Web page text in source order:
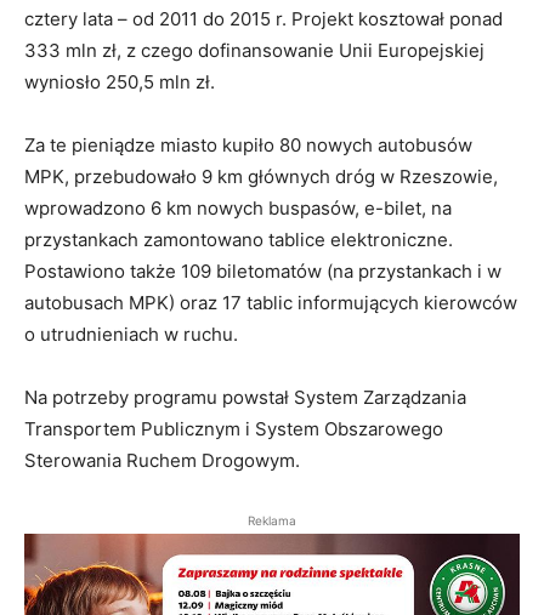
cztery lata – od 2011 do 2015 r. Projekt kosztował ponad
333 mln zł, z czego dofinansowanie Unii Europejskiej
wyniosło 250,5 mln zł.
Za te pieniądze miasto kupiło 80 nowych autobusów
MPK, przebudowało 9 km głównych dróg w Rzeszowie,
wprowadzono 6 km nowych buspasów, e-bilet, na
przystankach zamontowano tablice elektroniczne.
Postawiono także 109 biletomatów (na przystankach i w
autobusach MPK) oraz 17 tablic informujących kierowców
o utrudnieniach w ruchu.
Na potrzeby programu powstał System Zarządzania
Transportem Publicznym i System Obszarowego
Sterowania Ruchem Drogowym.
Reklama